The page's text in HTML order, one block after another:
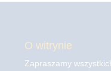
O witrynie
Zapraszamy